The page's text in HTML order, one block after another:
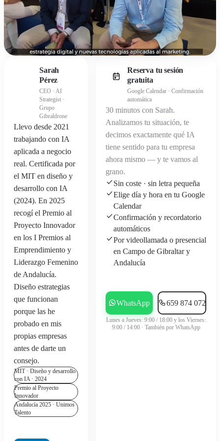
Sarah
Pérez
CEO · AI
Strategist ·
Grupo
Gibraldrone
Llevo desde 2021
trabajando con IA
aplicada a negocio
real. Certificada por
el MIT en diseño y
desarrollo con IA
(2024). En 2025
recogí el Premio al
Proyecto Innovador
en los I Premios al
Emprendimiento y
Liderazgo Femenino
de Andalucía.
Diseño estrategias
que funcionan
porque las he
probado en mis
propias empresas
antes de darte un
consejo.
MIT · Diseño y desarrollo
con IA · 2024
Premio al Proyecto
Innovador
Andalucía 2025 · Unimos
Talento
Reserva tu sesión
gratuita
Google Calendar · Confirmación
automática
30 minutos con Sarah.
Analizamos tu situación, te
decimos exactamente qué IA
tiene sentido para tu empresa
ahora mismo — y te vamos al
grano.
Sin coste · sin letra pequeña
Elige día y hora en tu Google
Calendar
Confirmación y recordatorio
automáticos
Por videollamada o presencial
en Campo de Gibraltar y
Andalucía
WhatsApp 659 874 072
Lunes a Jueves: 9:00 / 18:00 y los Viernes:
9:00 / 14:00 · También por WhatsApp